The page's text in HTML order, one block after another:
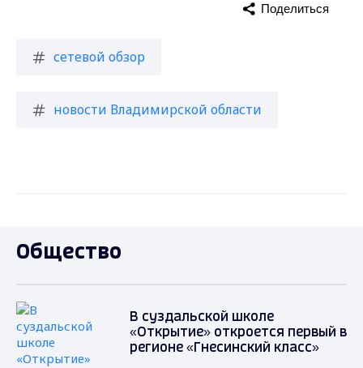
сетевой обзор
новости Владимирской области
Поделиться
Общество
В суздальской школе
«Открытие» откроется первый в
регионе «Гнесинский класс»